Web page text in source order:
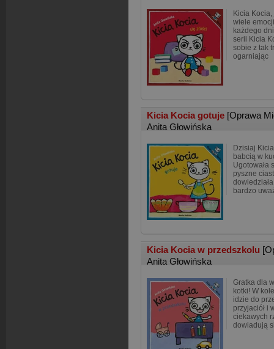
Kicia
wiele
każdego
serii Kicia
sobie z tak
ogarniając
Kicia Kocia gotuje [Oprawa
Anita Głowińska
Dzisiaj
babcią w
Ugotowała
pyszne
bardzo
Kicia Kocia w przedszkolu
Anita Głowińska
Gratka dla
kotki! W
idzie do
przyjaciół i
ciekawych
dowiadują